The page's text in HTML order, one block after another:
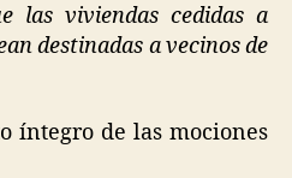
las viviendas cedidas a
destinadas a vecinos de
íntegro de las mociones